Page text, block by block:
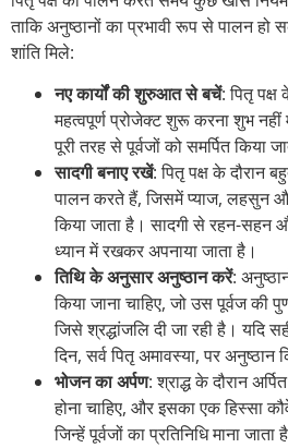
ताकि अनुष्ठानों का प्रभावी रूप से पालन हो
शांति मिले:
नए कार्यों की शुरुआत से बचें: पितृ पक्ष
महत्वपूर्ण प्रोजेक्ट शुरू करना शुभ
पूरी तरह से पूर्वजों को समर्पित किया
सादगी बनाए रखें: पितृ पक्ष के दौरान
पालन करते हैं, जिसमें प्याज, लहसुन
किया जाता है। सादगी से रहन-सहन
ध्यान में रखकर अपनाया जाता है।
तिथि के अनुसार अनुष्ठान करें:
किया जाना चाहिए, जो उस पूर्वज की
जिसे श्रद्धांजलि दी जा रही है। यदि
दिन, सर्व पितृ अमावस्या, पर
भोजन का अर्पण: श्राद्ध के दौरान
होना चाहिए, और इसका एक हिस्सा
जिन्हें पूर्वजों का प्रतिनिधि माना जाता